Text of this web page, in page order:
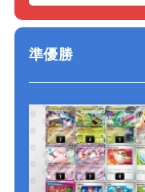
準優勝